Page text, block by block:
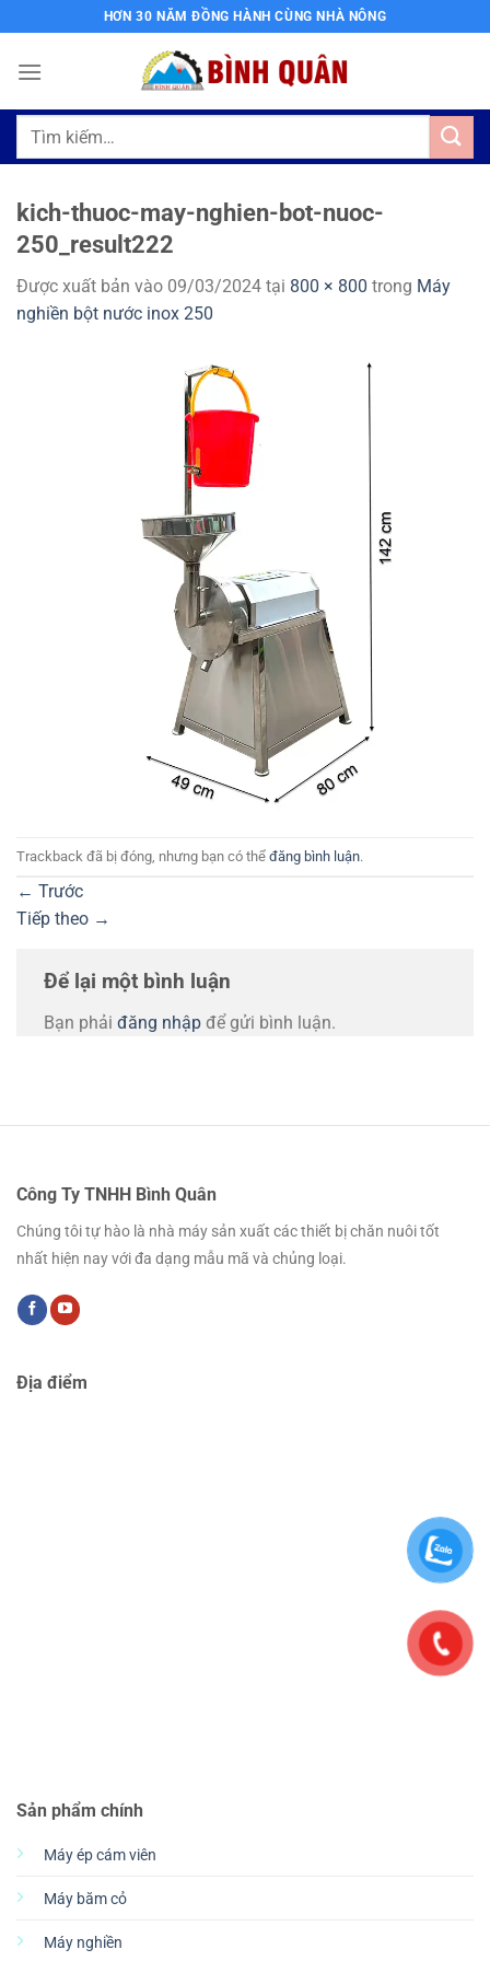
qua
nội
HƠN 30 NĂM ĐỒNG HÀNH CÙNG NHÀ NÔNG
Tìm
kich-thuoc-may-nghien-bot-nuoc-
250_result222
Được xuất bản vào 09/03/2024 tại 800 × 800 trong Máy
nghiền bột nước inox 250
Trackback đã bị đóng, nhưng bạn có thể đăng bình luận.
← Trước
Tiếp theo →
Để lại một bình luận
Bạn phải đăng nhập để gửi bình luận.
Công Ty TNHH Bình Quân
Chúng tôi tự hào là nhà máy sản xuất các thiết bị chăn nuôi tốt
nhất hiện nay với đa dạng mẫu mã và chủng loại.
Sản phẩm chính
Máy ép cám viên
Máy băm cỏ
Máy nghiền
Địa điểm